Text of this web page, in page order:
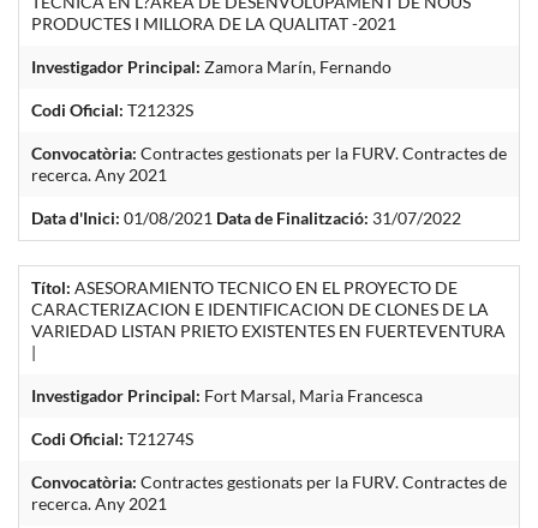
PRODUCTES I MILLORA DE LA QUALITAT -2021
Investigador Principal: Zamora Marín, Fernando
Codi Oficial: T21232S
Convocatòria: Contractes gestionats per la FURV. Contractes de
recerca. Any 2021
Data d'Inici: 01/08/2021 Data de Finalització: 31/07/2022
Títol: ASESORAMIENTO TECNICO EN EL PROYECTO DE
CARACTERIZACION E IDENTIFICACION DE CLONES DE LA
VARIEDAD LISTAN PRIETO EXISTENTES EN FUERTEVENTURA
|
Investigador Principal: Fort Marsal, Maria Francesca
Codi Oficial: T21274S
Convocatòria: Contractes gestionats per la FURV. Contractes de
recerca. Any 2021